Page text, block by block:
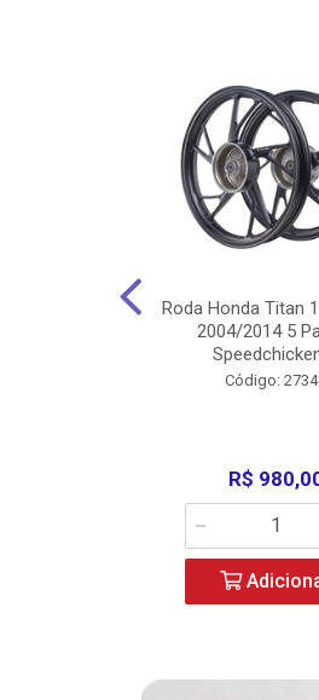
Roda Honda Titan
2004/2014 5
Código:
R$